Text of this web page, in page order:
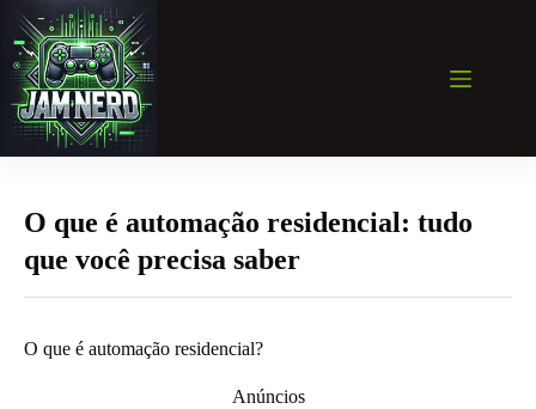
para
conteúdo
O que é automação residencial: tudo
que você precisa saber
O que é automação residencial?
Anúncios